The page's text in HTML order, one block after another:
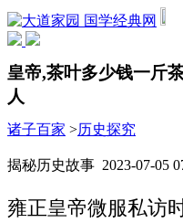
国学经典网
皇帝,茶叶多少钱一斤
人
诸子百家 >历史探究
揭秘历史故事 2023-07-05
雍正皇帝微服私访